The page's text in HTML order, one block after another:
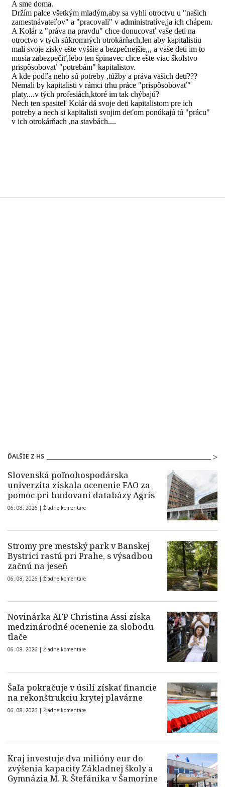
ĎALŠIE Z HS
Slovenská poľnohospodárska
univerzita získala ocenenie FAO za
pomoc pri budovaní databázy Agris
06. 08. 2026 | Žiadne komentáre
Stromy pre mestský park v Banskej
Bystrici rastú pri Prahe, s výsadbou
začnú na jeseň
06. 08. 2026 | Žiadne komentáre
Novinárka AFP Christina Assi získa
medzinárodné ocenenie za slobodu
tlače
06. 08. 2026 | Žiadne komentáre
Šaľa pokračuje v úsilí získať financie
na rekonštrukciu krytej plavárne
06. 08. 2026 | Žiadne komentáre
Kraj investuje dva milióny eur do
zvýšenia kapacity Základnej školy a
Gymnázia M. R. Štefánika v Šamoríne